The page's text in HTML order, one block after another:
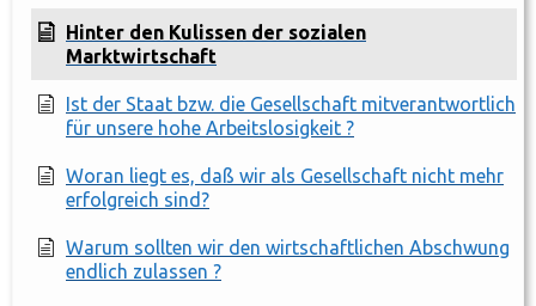
Hinter den Kulissen der sozialen
Marktwirtschaft
Ist der Staat bzw. die Gesellschaft mitverantwortlich
für unsere hohe Arbeitslosigkeit ?
Woran liegt es, daß wir als Gesellschaft nicht mehr
erfolgreich sind?
Warum sollten wir den wirtschaftlichen Abschwung
endlich zulassen ?